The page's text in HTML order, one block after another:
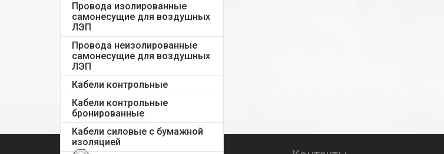
Провода изолированные
самонесущие для воздушных
ЛЭП
Провода неизолированные
самонесущие для воздушных
ЛЭП
Кабели контрольные
Кабели контрольные
бронированные
Кабели силовые с бумажной
изоляцией